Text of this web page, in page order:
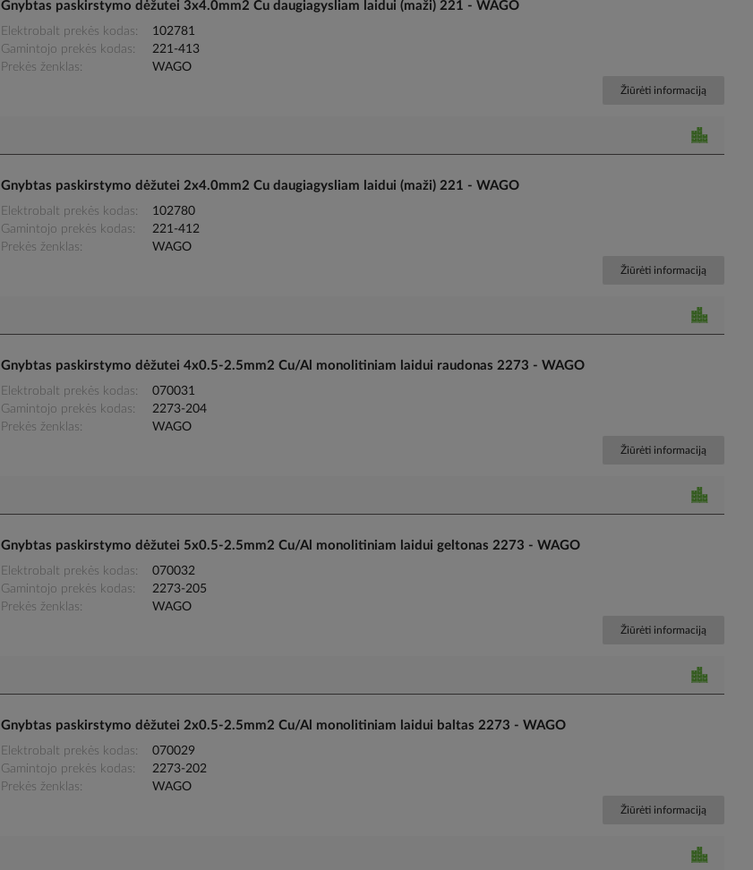
Gnybtas paskirstymo dėžutei 3x4.0mm2 Cu daugiagysliam laidui (maži) 221 - WAGO
Elektrobalt prekės kodas
102781
Gamintojo prekės kodas
221-413
Prekės ženklas
WAGO
Žiūrėti informaciją
Gnybtas paskirstymo dėžutei 2x4.0mm2 Cu daugiagysliam laidui (maži) 221 - WAGO
Elektrobalt prekės kodas
102780
Gamintojo prekės kodas
221-412
Prekės ženklas
WAGO
Žiūrėti informaciją
Gnybtas paskirstymo dėžutei 4x0.5-2.5mm2 Cu/Al monolitiniam laidui raudonas 2273 - WAGO
Elektrobalt prekės kodas
070031
Gamintojo prekės kodas
2273-204
Prekės ženklas
WAGO
Žiūrėti informaciją
Gnybtas paskirstymo dėžutei 5x0.5-2.5mm2 Cu/Al monolitiniam laidui geltonas 2273 - WAGO
Elektrobalt prekės kodas
070032
Gamintojo prekės kodas
2273-205
Prekės ženklas
WAGO
Žiūrėti informaciją
Gnybtas paskirstymo dėžutei 2x0.5-2.5mm2 Cu/Al monolitiniam laidui baltas 2273 - WAGO
Elektrobalt prekės kodas
070029
Gamintojo prekės kodas
2273-202
Prekės ženklas
WAGO
Žiūrėti informaciją